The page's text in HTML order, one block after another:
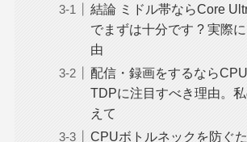
結論 ミドル帯ならCore
でまずは十分です ? 実際
由
配信・録画をするなら
TDPに注目すべき理由。
えて
CPUボトルネックを防ぐ